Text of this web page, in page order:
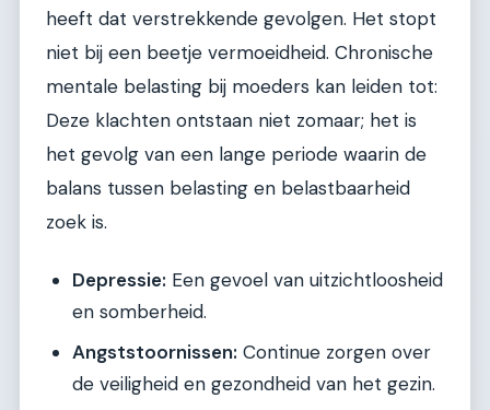
heeft dat verstrekkende gevolgen. Het stopt
niet bij een beetje vermoeidheid. Chronische
mentale belasting bij moeders kan leiden tot:
Deze klachten ontstaan niet zomaar; het is
het gevolg van een lange periode waarin de
balans tussen belasting en belastbaarheid
zoek is.
Depressie: Een gevoel van uitzichtloosheid
en somberheid.
Angststoornissen: Continue zorgen over
de veiligheid en gezondheid van het gezin.